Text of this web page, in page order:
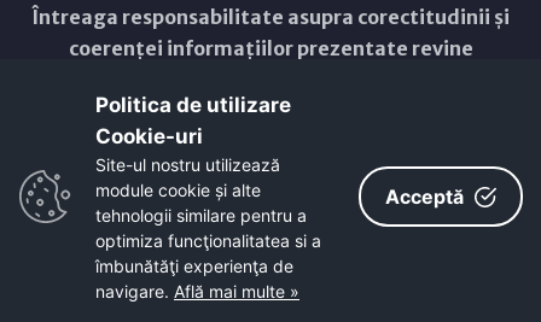
Întreaga responsabilitate asupra corectitudinii și
coerenței informațiilor prezentate revine
Copyright © 2021 - 2026 -
ResponsiveVoice
Non-Commercial License
Politica de utilizare
Cookie-uri‎
Site-ul nostru utilizează
module cookie și alte
tehnologii similare pentru a
optimiza funcţionalitatea si a
îmbunătăţi experienţa de
navigare. Află mai multe »
Acceptă